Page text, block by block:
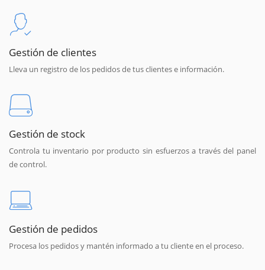
Gestión de clientes
Lleva un registro de los pedidos de tus clientes e información.
Gestión de stock
Controla tu inventario por producto sin esfuerzos a través del panel
de control.
Gestión de pedidos
Procesa los pedidos y mantén informado a tu cliente en el proceso.